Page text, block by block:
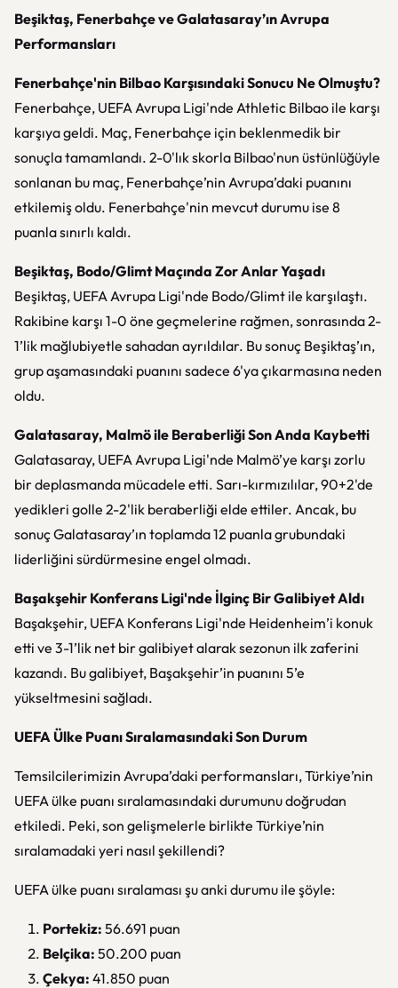
Beşiktaş, Fenerbahçe ve Galatasaray’ın Avrupa
Performansları
Fenerbahçe'nin Bilbao Karşısındaki Sonucu Ne Olmuştu?
Fenerbahçe, UEFA Avrupa Ligi'nde Athletic Bilbao ile karşı
karşıya geldi. Maç, Fenerbahçe için beklenmedik bir
sonuçla tamamlandı. 2-0'lık skorla Bilbao'nun üstünlüğüyle
sonlanan bu maç, Fenerbahçe’nin Avrupa’daki puanını
etkilemiş oldu. Fenerbahçe'nin mevcut durumu ise 8
puanla sınırlı kaldı.
Beşiktaş, Bodo/Glimt Maçında Zor Anlar Yaşadı
Beşiktaş, UEFA Avrupa Ligi'nde Bodo/Glimt ile karşılaştı.
Rakibine karşı 1-0 öne geçmelerine rağmen, sonrasında 2-
1’lik mağlubiyetle sahadan ayrıldılar. Bu sonuç Beşiktaş’ın,
grup aşamasındaki puanını sadece 6'ya çıkarmasına neden
oldu.
Galatasaray, Malmö ile Beraberliği Son Anda Kaybetti
Galatasaray, UEFA Avrupa Ligi'nde Malmö’ye karşı zorlu
bir deplasmanda mücadele etti. Sarı-kırmızılılar, 90+2'de
yedikleri golle 2-2'lik beraberliği elde ettiler. Ancak, bu
sonuç Galatasaray’ın toplamda 12 puanla grubundaki
liderliğini sürdürmesine engel olmadı.
Başakşehir Konferans Ligi'nde İlginç Bir Galibiyet Aldı
Başakşehir, UEFA Konferans Ligi'nde Heidenheim’i konuk
etti ve 3-1’lik net bir galibiyet alarak sezonun ilk zaferini
kazandı. Bu galibiyet, Başakşehir’in puanını 5’e
yükseltmesini sağladı.
UEFA Ülke Puanı Sıralamasındaki Son Durum
Temsilcilerimizin Avrupa’daki performansları, Türkiye’nin
UEFA ülke puanı sıralamasındaki durumunu doğrudan
etkiledi. Peki, son gelişmelerle birlikte Türkiye’nin
sıralamadaki yeri nasıl şekillendi?
UEFA ülke puanı sıralaması şu anki durumu ile şöyle:
Portekiz: 56.691 puan
Belçika: 50.200 puan
Çekya: 41.850 puan